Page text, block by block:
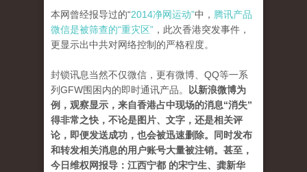
本网曾经报导过的“2014净网运动”中， 腾讯产品
微信是被筛查的“重灾区” ，此次香港突发事件，
更显示出中共对网络控制的严格程度。
封锁讯息当然不仅微信，更有微博、QQ等一系
列GFW围困内的即时通讯产品。
以新浪微博为
例，观察显示，来自香港占中现场的消息“消失”
得非常之快，不论是图片、文字，还是相关评
论，即便发送成功，也会被迅速删除。同时发布
和转发相关消息的用户账号大量被注销。甚至，
今日维权网报导：江西宁都 的宋宁生、龚新华